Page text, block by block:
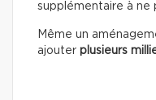
supplémentaire à ne
Même un
ajouter plusieurs